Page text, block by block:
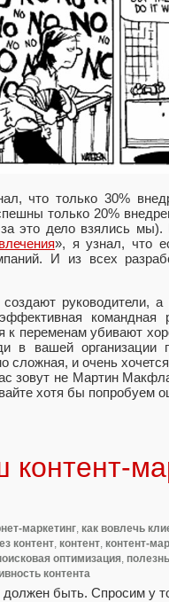
что только 30%
только 20%
это дело взялись
», я узнал, что
И из всех
руководители,
командная
к переменам убивают
в вашей организации
и очень хочется
зовут не Мартин
хотя бы попробуем
контент-
маркетинг как вовлечь
контент контент контент-
оптимизация
контента
быть. Спросим у